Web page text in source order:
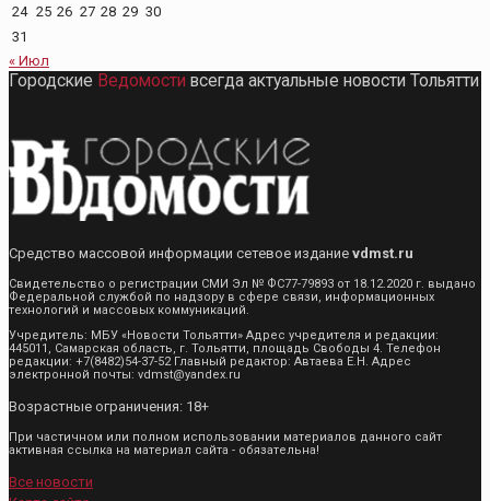
24 25 26 27 28 29 30
31
« Июл
Городские Ведомости всегда актуальные новости Тольятти
Средство массовой информации сетевое издание vdmst.ru
Свидетельство о регистрации СМИ Эл № ФС77-79893 от 18.12.2020 г. выдано
Федеральной службой по надзору в сфере связи, информационных
технологий и массовых коммуникаций.
Учредитель: МБУ «Новости Тольятти» Адрес учредителя и редакции:
445011, Самарская область, г. Тольятти, площадь Свободы 4. Телефон
редакции: +7(8482)54-37-52 Главный редактор: Автаева Е.Н. Адрес
электронной почты: vdmst@yandex.ru
Возрастные ограничения: 18+
При частичном или полном использовании материалов данного сайт
активная ссылка на материал сайта - обязательна!
Все новости